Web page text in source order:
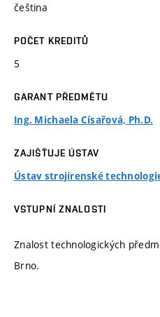
čeština
POČET KREDITŮ
5
GARANT PŘEDMĚTU
Ing. Michaela Císařová, Ph.D.
ZAJIŠŤUJE ÚSTAV
Ústav strojírenské
VSTUPNÍ ZNALOSTI
Znalost technologických
Brno.